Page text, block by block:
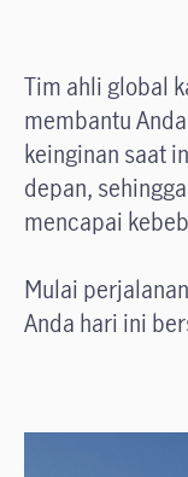
Tim ahli global
membantu
keinginan saat
depan,
mencapai
Mulai
Anda hari ini